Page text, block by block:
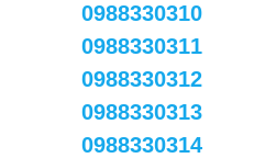
0988330310
0988330311
0988330312
0988330313
0988330314